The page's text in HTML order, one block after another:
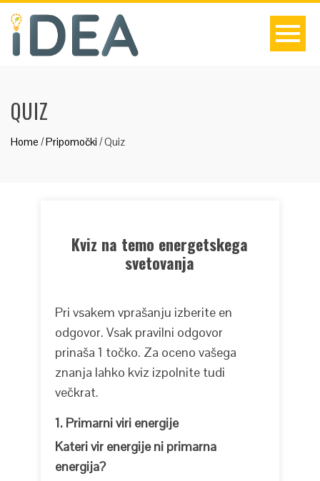
QUIZ
Home /Pripomočki /Quiz
Kviz na temo energetskega
svetovanja
Pri vsakem vprašanju izberite en
odgovor. Vsak pravilni odgovor
prinaša 1 točko. Za oceno vašega
znanja lahko kviz izpolnite tudi
večkrat.
1. Primarni viri energije
Kateri vir energije ni primarna
energija?